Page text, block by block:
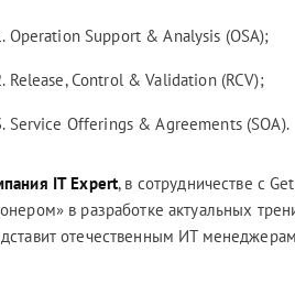
Operation Support & Analysis (OSA);
Release, Control & Validation (RCV);
Service Offerings & Agreements (SOA).
IT Expert, в сотрудничестве с
в разработке актуальных
отечественным ИТ